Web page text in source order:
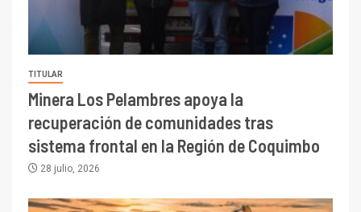
TITULAR
Minera Los Pelambres apoya la
recuperación de comunidades tras
sistema frontal en la Región de Coquimbo
28 julio, 2026